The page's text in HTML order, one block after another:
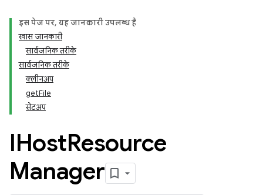
इस पेज पर, यह जानकारी उपलब्ध है
खास जानकारी
सार्वजनिक तरीके
सार्वजनिक तरीके
क्लीनअप
getFile
सेटअप
IHostResource
Manager